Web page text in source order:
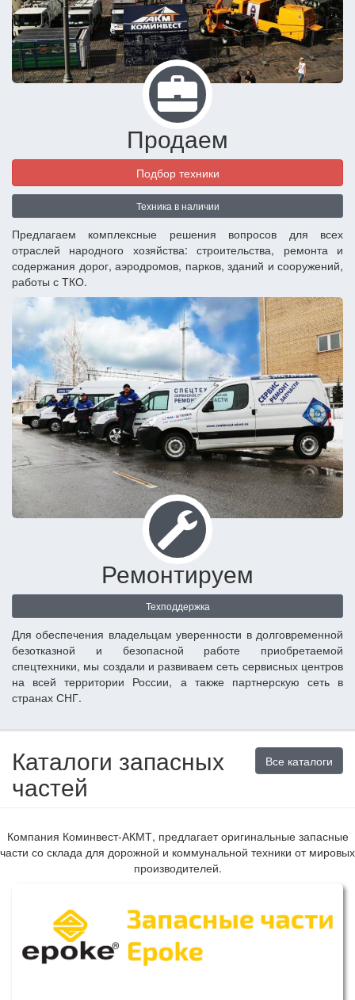
Продаем
Подбор техники
Техника в наличии
Предлагаем комплексные решения вопросов для всех
отраслей народного хозяйства: строительства, ремонта и
содержания дорог, аэродромов, парков, зданий и сооружений,
работы с ТКО.
Ремонтируем
Техподдержка
Для обеспечения владельцам уверенности в долговременной
безотказной и безопасной работе приобретаемой
спецтехники, мы создали и развиваем сеть сервисных центров
на всей территории России, а также партнерскую сеть в
странах СНГ.
Каталоги запасных
частей
Все каталоги
Компания Коминвест-АКМТ, предлагает оригинальные запасные
части со склада для дорожной и коммунальной техники от мировых
производителей.